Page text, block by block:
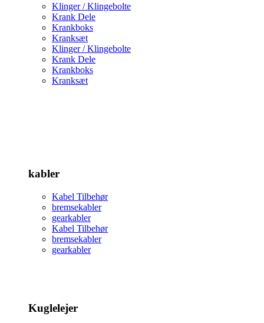
Klinger / Klingebolte
Krank Dele
Krankboks
Kranksæt
Klinger / Klingebolte
Krank Dele
Krankboks
Kranksæt
kabler
Kabel Tilbehør
bremsekabler
gearkabler
Kabel Tilbehør
bremsekabler
gearkabler
Kuglelejer